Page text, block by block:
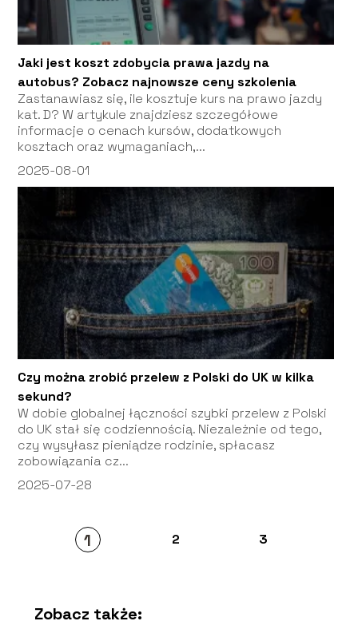
Jaki jest koszt zdobycia prawa jazdy na
autobus? Zobacz najnowsze ceny szkolenia
Zastanawiasz się, ile kosztuje kurs na prawo jazdy
kat. D? W artykule znajdziesz szczegółowe
informacje o cenach kursów, dodatkowych
kosztach oraz wymaganiach,...
2025-08-01
Czy można zrobić przelew z Polski do UK w kilka
sekund?
W dobie globalnej łączności szybki przelew z Polski
do UK stał się codziennością. Niezależnie od tego,
czy wysyłasz pieniądze rodzinie, spłacasz
zobowiązania cz...
2025-07-28
1 2 3
Zobacz także: